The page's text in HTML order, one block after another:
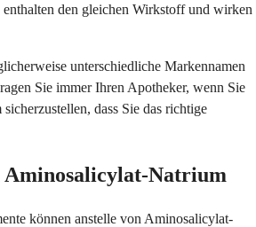
den gleichen Wirkstoff und wirken
unterschiedliche Markennamen
Sie immer Ihren Apotheker, wenn Sie
dass Sie das richtige
Natrium
können anstelle von Aminosalicylat-